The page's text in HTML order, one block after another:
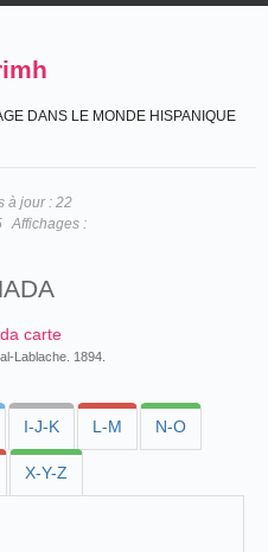
DANS LE MONDE HISPANIQUE
à jour : 22
Affichages :
Lablache. 1894.
I-J-K L-M N-O
X-Y-Z